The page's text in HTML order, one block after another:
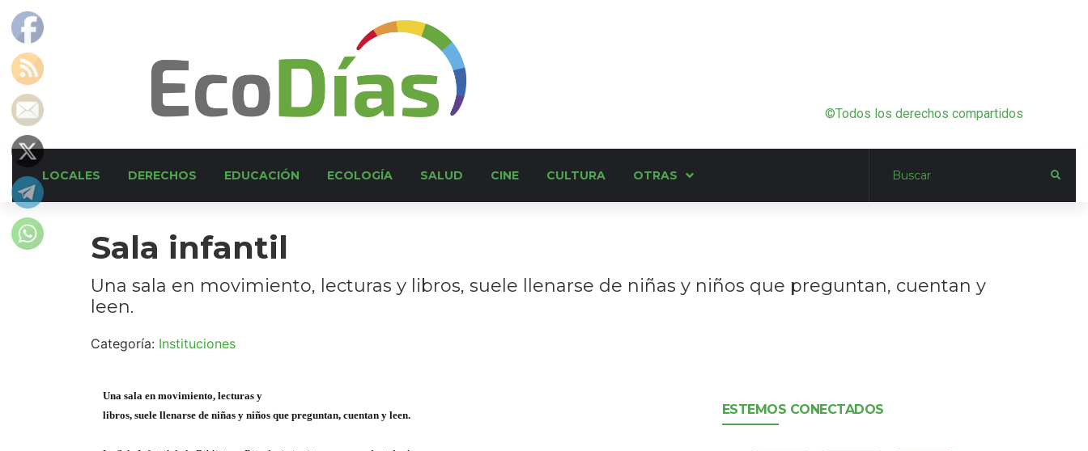
©Todos los derechos compartidos
LOCALES DERECHOS EDUCACIÓN ECOLOGÍA SALUD CINE CULTURA OTRAS
Sala infantil
Una sala en movimiento, lecturas y libros, suele llenarse de niñas y niños que preguntan, cuentan y
leen.
Categoría: Instituciones
Una sala en movimiento, lecturas y
libros, suele llenarse de niñas y niños que preguntan, cuentan y leen.
ESTEMOS CONECTADOS